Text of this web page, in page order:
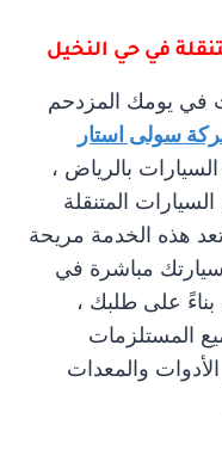
في حي النخيل
في يومك المزدحم
سولى استار
بالرياض ،
المتنقلة
هذه الخدمة مريحة
مباشرة في
على طلبك ،
المستلزمات
والمعدات